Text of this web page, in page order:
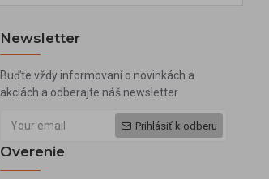
Newsletter
Buďte vždy informovaní o novinkách a
akciách a odberajte náš newsletter
Prihlásiť k odberu
Overenie